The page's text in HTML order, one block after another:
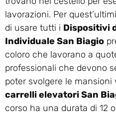
lavorazioni. Per
di usare tutti i Dispositivi
Individuale San Biagio
coloro che lavorano a
professionali che devono
poter svolgere le mansioni
carrelli elevatori San
corso ha una durata di 12